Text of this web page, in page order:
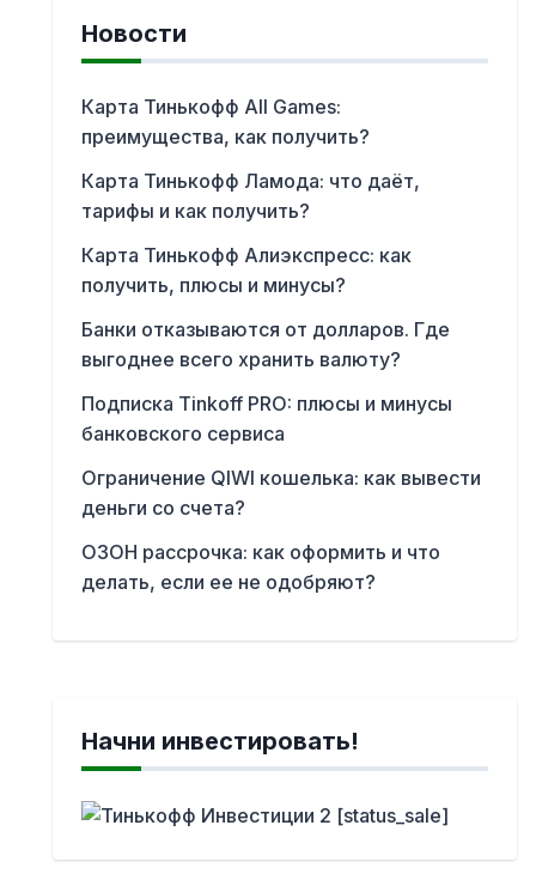
Новости
Карта Тинькофф All Games:
преимущества, как получить?
Карта Тинькофф Ламода: что даёт,
тарифы и как получить?
Карта Тинькофф Алиэкспресс: как
получить, плюсы и минусы?
Банки отказываются от долларов. Где
выгоднее всего хранить валюту?
Подписка Tinkoff PRO: плюсы и минусы
банковского сервиса
Ограничение QIWI кошелька: как вывести
деньги со счета?
ОЗОН рассрочка: как оформить и что
делать, если ее не одобряют?
Начни инвестировать!